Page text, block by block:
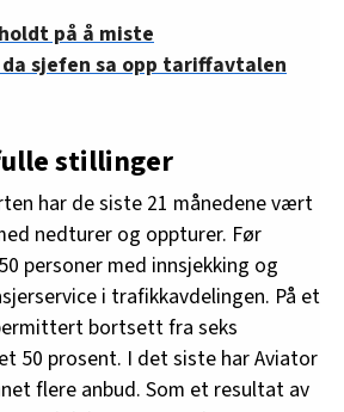
på å miste
sjefen sa opp tariffavtalen
stillinger
har de siste 21 månedene vært
nedturer og oppturer. Før
personer med innsjekking og
i trafikkavdelingen. På et
bortsett fra seks
50 prosent. I det siste har Aviator
flere anbud. Som et resultat av